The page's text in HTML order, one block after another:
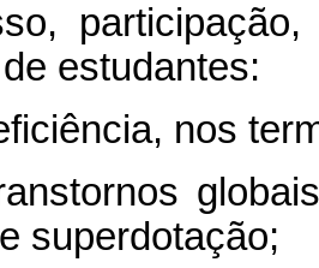
participação,
estudantes:
nos
superdotação;